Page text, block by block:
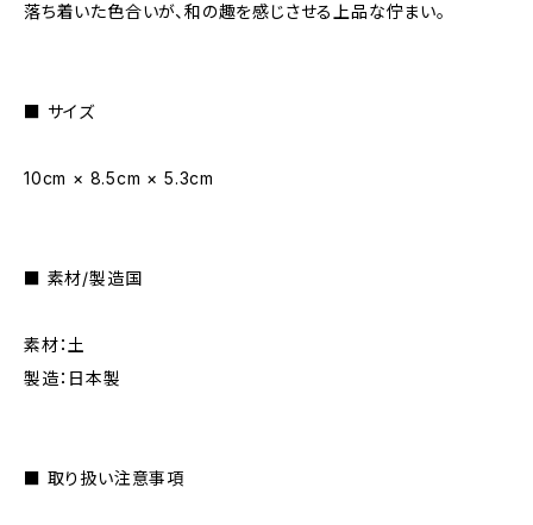
落ち着いた色合いが、和の趣を感じさせる上品な佇まい。
■ サイズ
10cm × 8.5cm × 5.3cm
■ 素材/製造国
素材：土
製造：日本製
■ 取り扱い注意事項